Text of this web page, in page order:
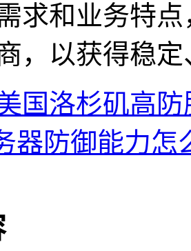
求和业务特
，以获得稳
国洛杉矶高
器防御能力怎